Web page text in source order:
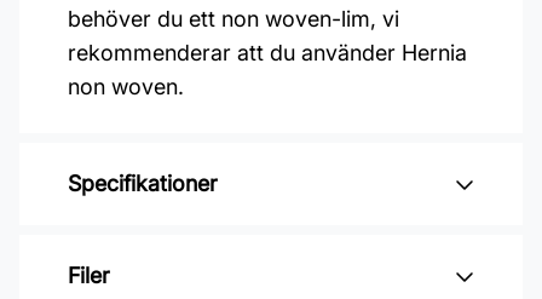
behöver du ett non woven-lim, vi
rekommenderar att du använder Hernia
non woven.
Specifikationer
Varumärke: Boråstapeter
Filer